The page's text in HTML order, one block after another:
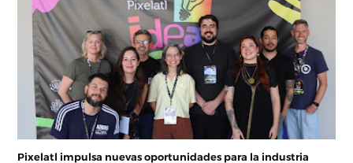
Pixelatl impulsa nuevas oportunidades para la industria